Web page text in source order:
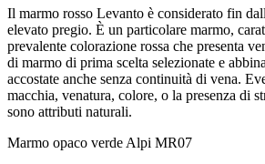
Il marmo rosso Levanto è considerato fin
elevato pregio. È un particolare marmo,
prevalente colorazione rossa che presenta
di marmo di prima scelta selezionate e
accostate anche senza continuità di vena.
macchia, venatura, colore, o la presenza di
sono attributi naturali.
Marmo opaco verde Alpi MR07